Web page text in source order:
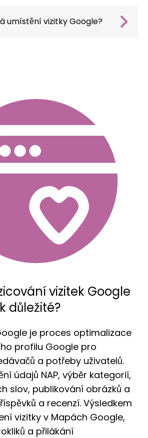
fotografie, jakož i
a správa zpětné vazby
umístění vizitky Google?
vizitek Google
důležité?
je proces optimalizace
profilu Google pro
a potřeby uživatelů.
údajů NAP, výběr kategorií,
slov, publikování obrázků a
a recenzí. Výsledkem
vizitky v Mapách Google,
a přilákání